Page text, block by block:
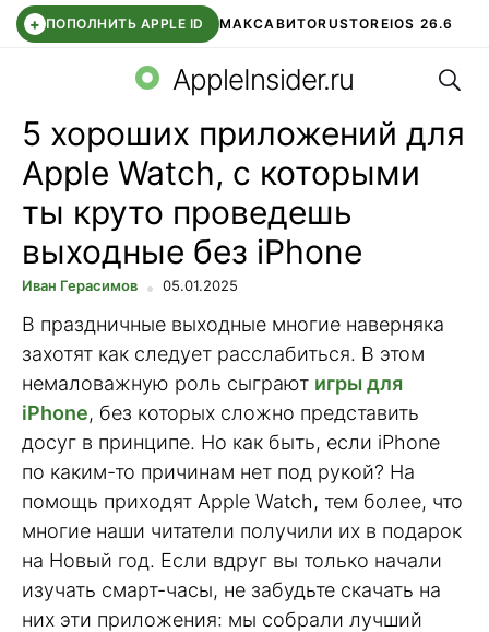
+ ПОПОЛНИТЬ APPLE ID МАКСАВИТОRUSTOREIOS 26.6
СБЕР КИДС ВТБ ОНЛАЙН ЧАТ В ROBLOX
AppleInsider.ru
5 хороших приложений для
Apple Watch, с которыми
ты круто проведешь
выходные без iPhone
Иван Герасимов 05.01.2025
В праздничные выходные многие наверняка
захотят как следует расслабиться. В этом
немаловажную роль сыграют игры для
iPhone, без которых сложно представить
досуг в принципе. Но как быть, если iPhone
по каким-то причинам нет под рукой? На
помощь приходят Apple Watch, тем более, что
многие наши читатели получили их в подарок
на Новый год. Если вдруг вы только начали
изучать смарт-часы, не забудьте скачать на
них эти приложения: мы собрали лучший